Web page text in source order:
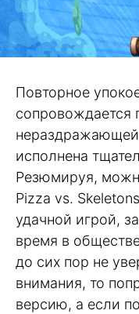
Повторное
сопровождается
нераздражающей
исполнена
Резюмируя,
Pizza vs.
удачной игрой,
время в
до сих пор не
внимания, то
версию, а если